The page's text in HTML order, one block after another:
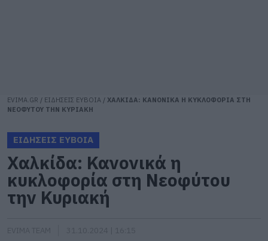
EVIMA.GR / ΕΙΔΗΣΕΙΣ ΕΥΒΟΙΑ / ΧΑΛΚΙΔΑ: ΚΑΝΟΝΙΚΑ Η ΚΥΚΛΟΦΟΡΙΑ ΣΤΗ
ΝΕΟΦΥΤΟΥ ΤΗΝ ΚΥΡΙΑΚΗ
ΕΙΔΗΣΕΙΣ ΕΥΒΟΙΑ
Χαλκίδα: Κανονικά η
κυκλοφορία στη Νεοφύτου
την Κυριακή